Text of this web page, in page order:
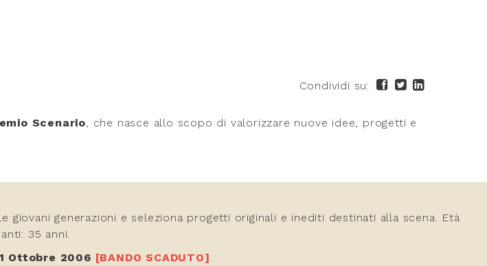
Condividi su:
Scenario, che nasce allo scopo di valorizzare nuove idee, progetti e
giovani generazioni e seleziona progetti originali e inediti destinati alla scena. Età
35 anni.
Ottobre 2006 [BANDO SCADUTO]